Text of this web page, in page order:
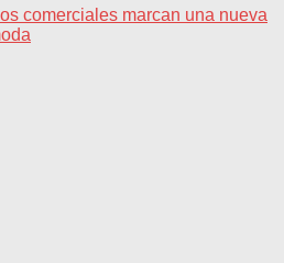
comerciales marcan una nueva